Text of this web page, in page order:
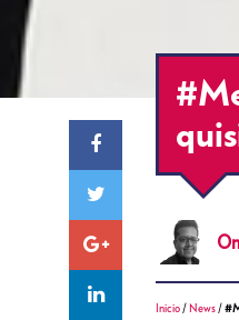
Inicio / News /